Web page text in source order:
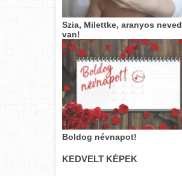
Szia, Milettke, aranyos neved
van!
Boldog névnapot!
KEDVELT KÉPEK